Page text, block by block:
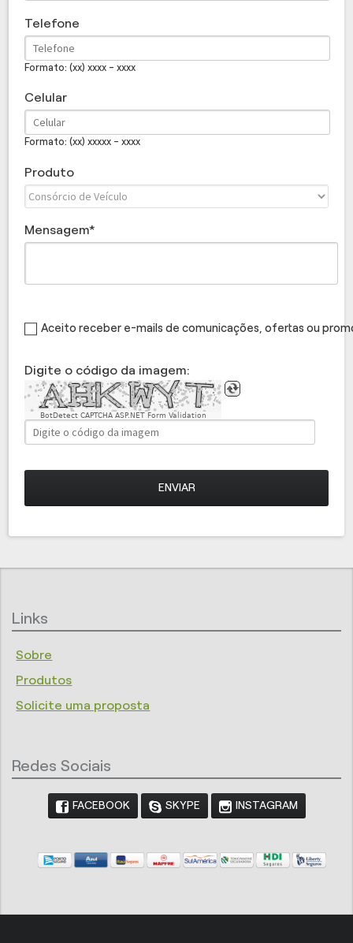
Telefone
Formato: (xx) xxxx - xxxx
Celular
Formato: (xx) xxxxx - xxxx
Produto
Mensagem
Aceito receber e-mails de comunicações, ofertas ou
Digite o código da imagem:
BotDetect CAPTCHA ASP.NET Form Validation
ENVIAR
Links
Sobre
Produtos
Solicite uma proposta
Redes Sociais
FACEBOOK SKYPE INSTAGRAM